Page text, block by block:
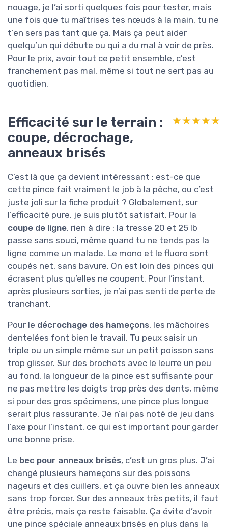
nouage, je l’ai sorti quelques fois pour tester, mais
une fois que tu maîtrises tes nœuds à la main, tu ne
t’en sers pas tant que ça. Mais ça peut aider
quelqu’un qui débute ou qui a du mal à voir de près.
Pour le prix, avoir tout ce petit ensemble, c’est
franchement pas mal, même si tout ne sert pas au
quotidien.
Efficacité sur le terrain :
coupe, décrochage,
anneaux brisés
★★★★★
★★★★★
C’est là que ça devient intéressant : est-ce que
cette pince fait vraiment le job à la pêche, ou c’est
juste joli sur la fiche produit ? Globalement, sur
l’efficacité pure, je suis plutôt satisfait. Pour la
coupe de ligne, rien à dire : la tresse 20 et 25 lb
passe sans souci, même quand tu ne tends pas la
ligne comme un malade. Le mono et le fluoro sont
coupés net, sans bavure. On est loin des pinces qui
écrasent plus qu’elles ne coupent. Pour l’instant,
après plusieurs sorties, je n’ai pas senti de perte de
tranchant.
Pour le décrochage des hameçons, les mâchoires
dentelées font bien le travail. Tu peux saisir un
triple ou un simple même sur un petit poisson sans
trop glisser. Sur des brochets avec le leurre un peu
au fond, la longueur de la pince est suffisante pour
ne pas mettre les doigts trop près des dents, même
si pour des gros spécimens, une pince plus longue
serait plus rassurante. Je n’ai pas noté de jeu dans
l’axe pour l’instant, ce qui est important pour garder
une bonne prise.
Le bec pour anneaux brisés, c’est un gros plus. J’ai
changé plusieurs hameçons sur des poissons
nageurs et des cuillers, et ça ouvre bien les anneaux
sans trop forcer. Sur des anneaux très petits, il faut
être précis, mais ça reste faisable. Ça évite d’avoir
une pince spéciale anneaux brisés en plus dans la